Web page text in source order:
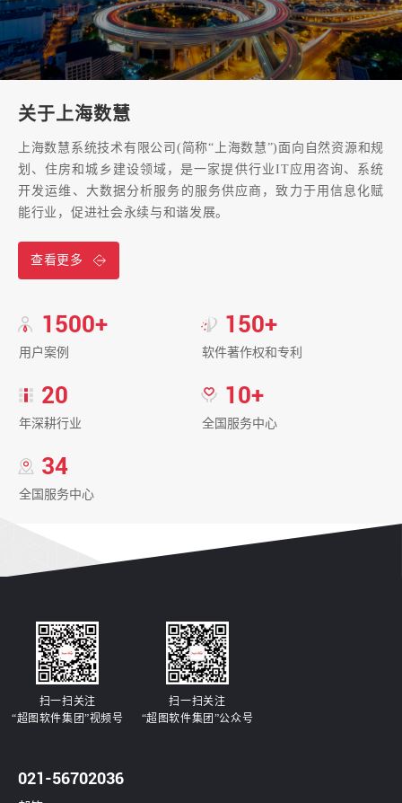
2023-12-08丨新闻资讯
济南市土地资源全生命周期管理及规划审批增速
提效技术服务项目通过验收
2023-12-08丨新闻资讯
广州市项目通过中期评审
2023-12-08丨新闻资讯
济南市项目通过验收
“竹林碳汇数智应用项目迭代升级”项目通过验收
2023-12-07
金华市国土空间规划“一张图”实施监督信息系统
项目通过验收
2023-12-07
浙江省多规合一应用场景建设项目通过初验
四川遂宁市项目通过验收
关于上海数慧
上海数慧系统技术有限公司(简称“上海数慧”)面向自然资源和规
划、住房和城乡建设领域，是一家提供行业IT应用咨询、系统
开发运维、大数据分析服务的服务供应商，致力于用信息化赋
能行业，促进社会永续与和谐发展。
查看更多
1500+
用户案例
150+
软件著作权和专利
20
年深耕行业
10+
全国服务中心
34
全国服务中心
扫一扫关注
“超图软件集团”视频号
扫一扫关注
“超图软件集团”公众号
021-56702036